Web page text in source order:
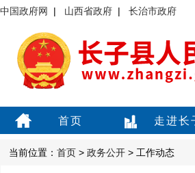
中国政府网 | 山西省政府 | 长治市政府
首页 走进长
当前位置： 首页 > 政务公开 > 工作动态